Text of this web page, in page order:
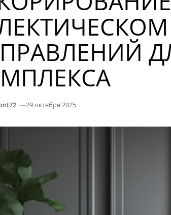
—29 октября 2025